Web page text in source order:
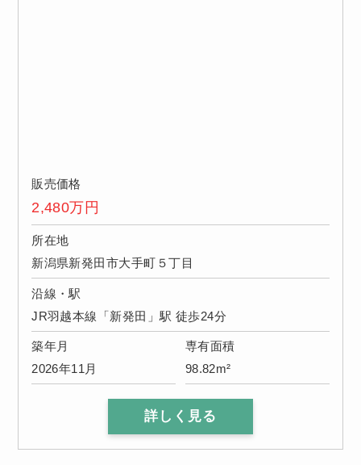
販売価格
2,480万円
所在地
新潟県新発田市大手町５丁目
沿線・駅
JR羽越本線「新発田」駅 徒歩24分
築年月
2026年11月
専有面積
98.82m²
詳しく見る